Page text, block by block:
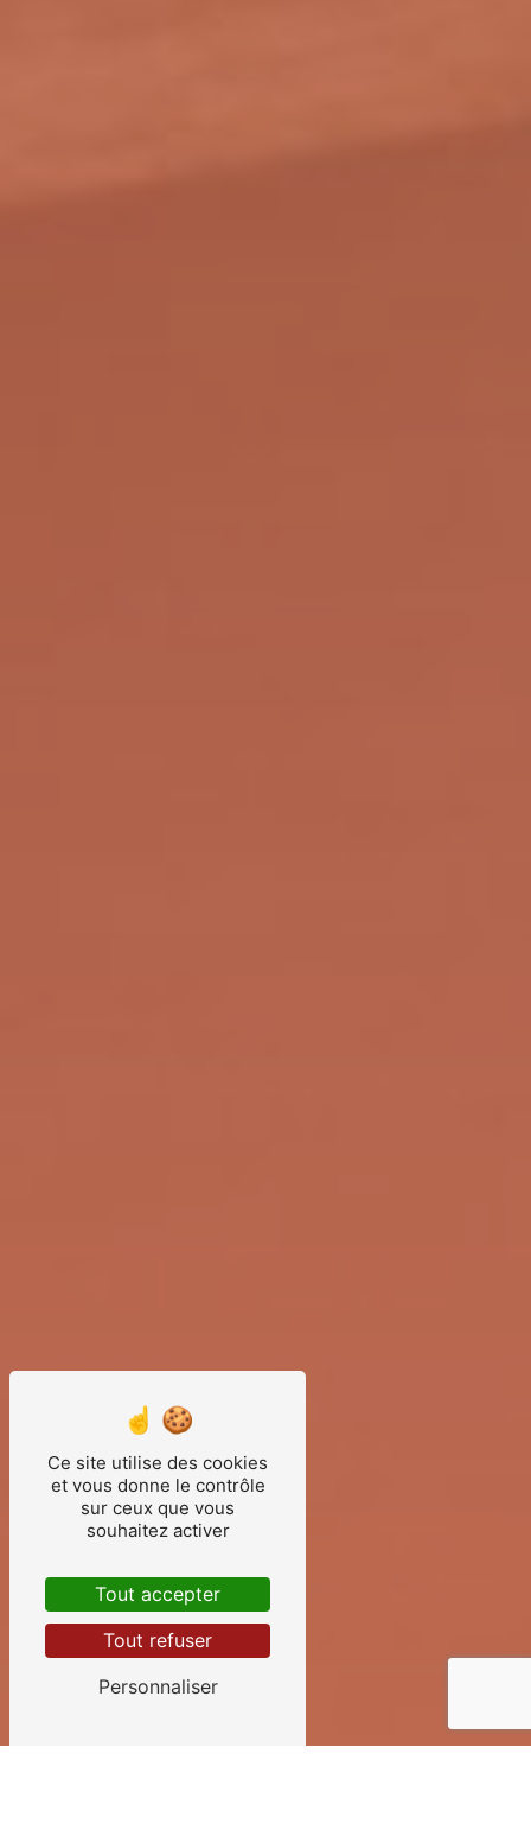
Ce site utilise des cookies
et vous donne le contrôle
sur ceux que vous
souhaitez activer
Tout accepter
Tout refuser
Personnaliser